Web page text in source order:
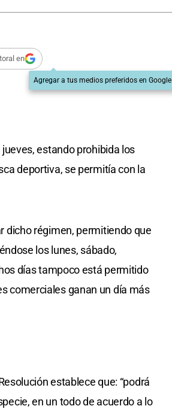
en
Agregar a tus medios preferidos en Google
estando prohibida los
deportiva, se permitía con la
dicho régimen, permitiendo que
los lunes, sábado,
días tampoco está permitido
comerciales ganan un día más
establece que: “podrá
en un todo de acuerdo a lo